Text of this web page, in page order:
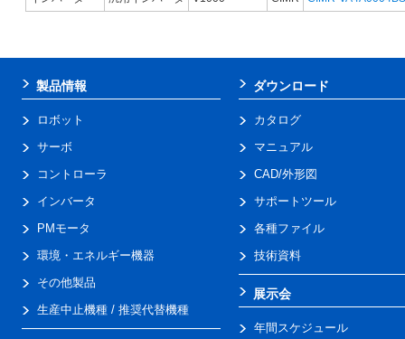
製品情報
ロボット
サーボ
コントローラ
インバータ
PMモータ
環境・エネルギー機器
その他製品
生産中止機種 / 推奨代替機種
ダウンロード
カタログ
マニュアル
CAD/外形図
サポートツール
各種ファイル
技術資料
展示会
年間スケジュール